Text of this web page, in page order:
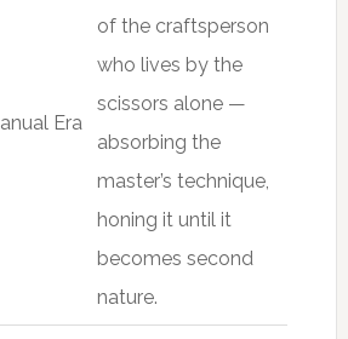
Era
of the craftsperson
who lives by the
scissors alone —
absorbing the
master’s technique,
honing it until it
becomes second
nature.